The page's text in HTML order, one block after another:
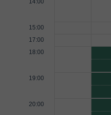
14:00
15:00
17:00
18:00
19:00
20:00